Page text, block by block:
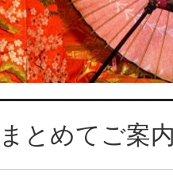
とめてご案内